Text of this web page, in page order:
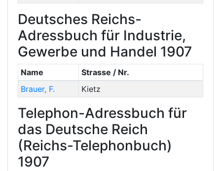
Deutsches Reichs-
Adressbuch für Industrie,
Gewerbe und Handel 1907
Name
Strasse / Nr.
Brauer, F. Kietz
Telephon-Adressbuch für
das Deutsche Reich
(Reichs-Telephonbuch)
1907